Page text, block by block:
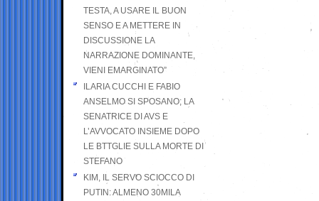
TESTA, A USARE IL BUON
SENSO E A METTERE IN
DISCUSSIONE LA
NARRAZIONE DOMINANTE,
VIENI EMARGINATO”
ILARIA CUCCHI E FABIO
ANSELMO SI SPOSANO; LA
SENATRICE DI AVS E
L’AVVOCATO INSIEME DOPO
LE BTTGLIE SULLA MORTE DI
STEFANO
KIM, IL SERVO SCIOCCO DI
PUTIN: ALMENO 30MILA